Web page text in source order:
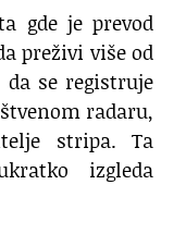
gde je prevod
preživi više od
se registruje
radaru,
stripa. Ta
izgleda